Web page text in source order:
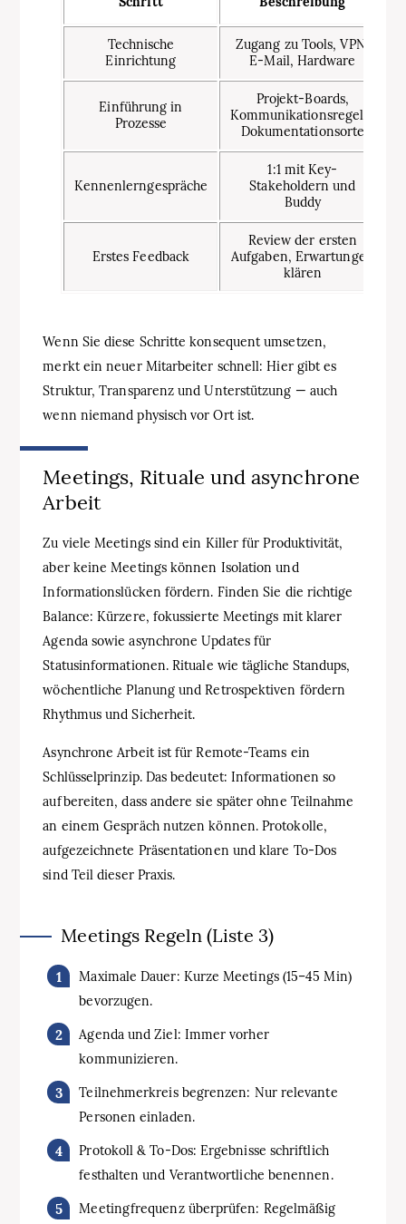
Technische
Einrichtung
Zugang zu Tools, VPN,
E-Mail, Hardware
Einführung in
Prozesse
Projekt-Boards,
Kommunikationsregeln,
Dokumentationsorte
Kennenlerngespräche
1:1 mit Key-
Stakeholdern und
Buddy
Erstes Feedback
Review der ersten
Aufgaben, Erwartungen
klären
Wenn Sie diese Schritte konsequent umsetzen,
merkt ein neuer Mitarbeiter schnell: Hier gibt es
Struktur, Transparenz und Unterstützung — auch
wenn niemand physisch vor Ort ist.
Meetings, Rituale und asynchrone
Arbeit
Zu viele Meetings sind ein Killer für Produktivität,
aber keine Meetings können Isolation und
Informationslücken fördern. Finden Sie die richtige
Balance: Kürzere, fokussierte Meetings mit klarer
Agenda sowie asynchrone Updates für
Statusinformationen. Rituale wie tägliche Standups,
wöchentliche Planung und Retrospektiven fördern
Rhythmus und Sicherheit.
Asynchrone Arbeit ist für Remote-Teams ein
Schlüsselprinzip. Das bedeutet: Informationen so
aufbereiten, dass andere sie später ohne Teilnahme
an einem Gespräch nutzen können. Protokolle,
aufgezeichnete Präsentationen und klare To-Dos
sind Teil dieser Praxis.
Meetings Regeln (Liste 3)
Maximale Dauer: Kurze Meetings (15–45 Min)
bevorzugen.
Agenda und Ziel: Immer vorher
kommunizieren.
Teilnehmerkreis begrenzen: Nur relevante
Personen einladen.
Protokoll & To-Dos: Ergebnisse schriftlich
festhalten und Verantwortliche benennen.
Meetingfrequenz überprüfen: Regelmäßig